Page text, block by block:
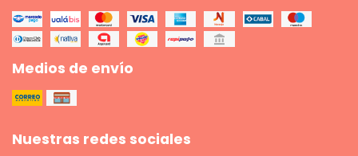
Medios de envío
Nuestras redes sociales